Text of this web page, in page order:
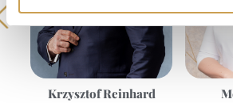
Krzysztof Reinhard